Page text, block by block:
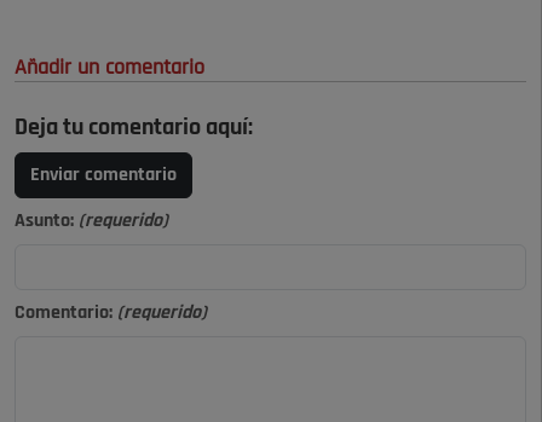
Añadir un comentario
Deja tu comentario aquí:
Enviar comentario
Asunto: (requerido)
Comentario: (requerido)